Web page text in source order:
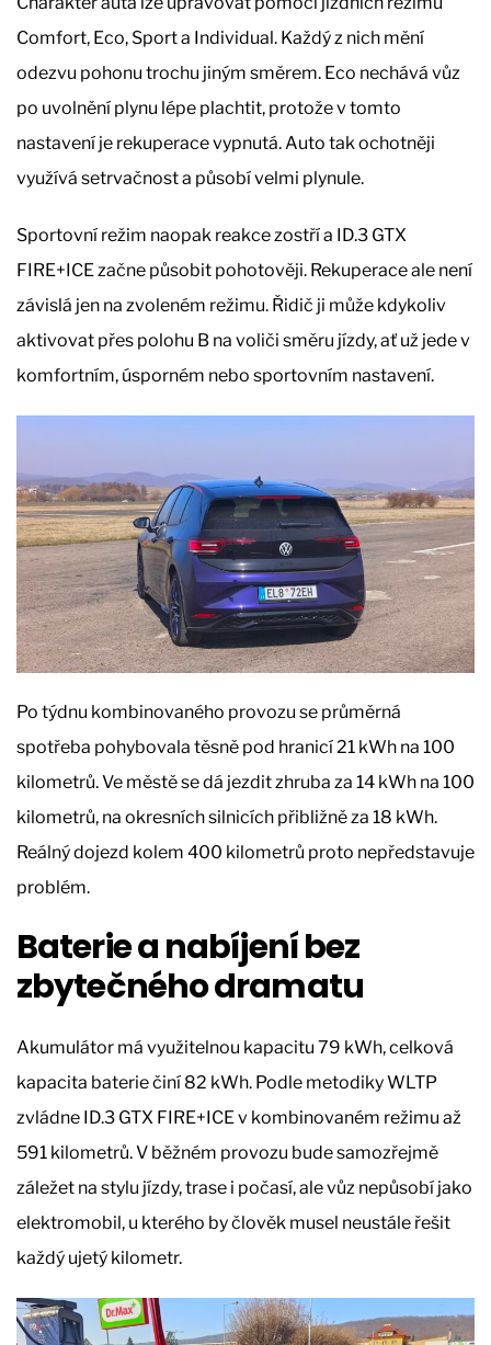
Comfort, Eco, Sport a Individual. Každý z nich mění
odezvu pohonu trochu jiným směrem. Eco nechává vůz
po uvolnění plynu lépe plachtit, protože v tomto
nastavení je rekuperace vypnutá. Auto tak ochotněji
využívá setrvačnost a působí velmi plynule.
Sportovní režim naopak reakce zostří a ID.3 GTX
FIRE+ICE začne působit pohotověji. Rekuperace ale není
závislá jen na zvoleném režimu. Řidič ji může kdykoliv
aktivovat přes polohu B na voliči směru jízdy, ať už jede v
komfortním, úsporném nebo sportovním nastavení.
Po týdnu kombinovaného provozu se průměrná
spotřeba pohybovala těsně pod hranicí 21 kWh na 100
kilometrů. Ve městě se dá jezdit zhruba za 14 kWh na 100
kilometrů, na okresních silnicích přibližně za 18 kWh.
Reálný dojezd kolem 400 kilometrů proto nepředstavuje
problém.
Baterie a nabíjení bez
zbytečného dramatu
Akumulátor má využitelnou kapacitu 79 kWh, celková
kapacita baterie činí 82 kWh. Podle metodiky WLTP
zvládne ID.3 GTX FIRE+ICE v kombinovaném režimu až
591 kilometrů. V běžném provozu bude samozřejmě
záležet na stylu jízdy, trase i počasí, ale vůz nepůsobí jako
elektromobil, u kterého by člověk musel neustále řešit
každý ujetý kilometr.